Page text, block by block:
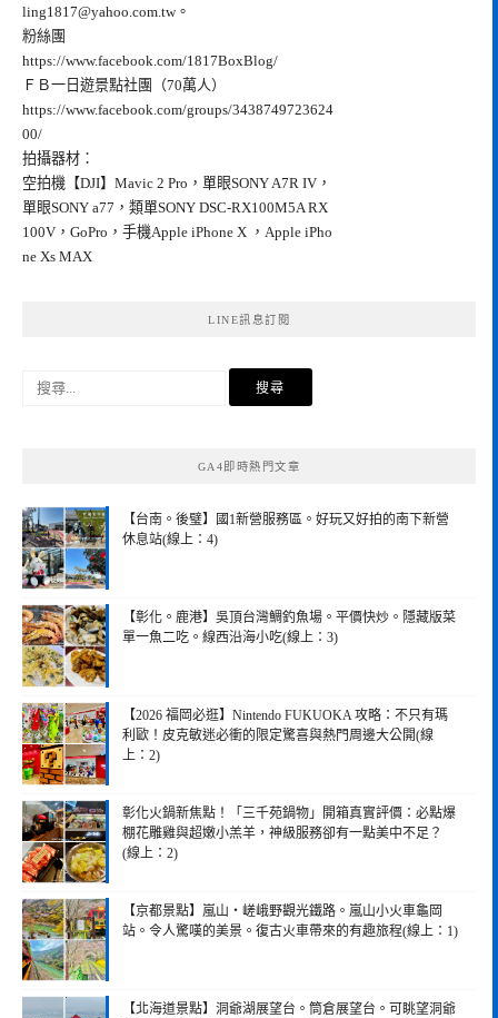
ling1817@yahoo.com.tw。
粉絲團
https://www.facebook.com/1817BoxBlog/
ＦＢ一日遊景點社團（70萬人）
https://www.facebook.com/groups/3438749723624
00/
拍攝器材：
空拍機【DJI】Mavic 2 Pro，單眼SONY A7R IV，
單眼SONY a77，類單SONY DSC-RX100M5A RX
100V，GoPro，手機Apple iPhone X ，Apple iPho
ne Xs MAX
LINE訊息訂閱
GA4即時熱門文章
【台南。後璧】國1新營服務區。好玩又好拍的南下新營
休息站(線上：4)
【彰化。鹿港】吳頂台灣鯛釣魚場。平價快炒。隱藏版菜
單一魚二吃。線西沿海小吃(線上：3)
【2026 福岡必逛】Nintendo FUKUOKA 攻略：不只有瑪
利歐！皮克敏迷必衝的限定驚喜與熱門周邊大公開(線
上：2)
彰化火鍋新焦點！「三千苑鍋物」開箱真實評價：必點爆
棚花雕雞與超嫩小羔羊，神級服務卻有一點美中不足？
(線上：2)
【京都景點】嵐山・嵯峨野觀光鐵路。嵐山小火車龜岡
站。令人驚嘆的美景。復古火車帶來的有趣旅程(線上：1)
【北海道景點】洞爺湖展望台。筒倉展望台。可眺望洞爺